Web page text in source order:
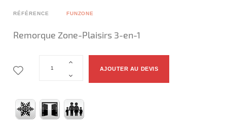
RÉFÉRENCE FUNZONE
Remorque Zone-Plaisirs 3-en-1
AJOUTER AU DEVIS